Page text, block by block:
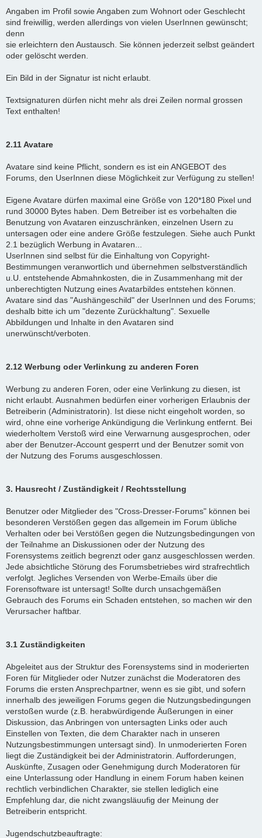
Angaben im Profil sowie Angaben zum Wohnort oder Geschlecht
sind freiwillig, werden allerdings von vielen UserInnen gewünscht;
denn
sie erleichtern den Austausch. Sie können jederzeit selbst geändert
oder gelöscht werden.
Ein Bild in der Signatur ist nicht erlaubt.
Textsignaturen dürfen nicht mehr als drei Zeilen normal grossen
Text enthalten!
2.11 Avatare
Avatare sind keine Pflicht, sondern es ist ein ANGEBOT des
Forums, den UserInnen diese Möglichkeit zur Verfügung zu stellen!
Eigene Avatare dürfen maximal eine Größe von 120*180 Pixel und
rund 30000 Bytes haben. Dem Betreiber ist es vorbehalten die
Benutzung von Avataren einzuschränken, einzelnen Usern zu
untersagen oder eine andere Größe festzulegen. Siehe auch Punkt
2.1 bezüglich Werbung in Avataren...
UserInnen sind selbst für die Einhaltung von Copyright-
Bestimmungen veranwortlich und übernehmen selbstverständlich
u.U. entstehende Abmahnkosten, die in Zusammenhang mit der
unberechtigten Nutzung eines Avatarbildes entstehen können.
Avatare sind das "Aushängeschild" der UserInnen und des Forums;
deshalb bitte ich um "dezente Zurückhaltung". Sexuelle
Abbildungen und Inhalte in den Avataren sind
unerwünscht/verboten.
2.12 Werbung oder Verlinkung zu anderen Foren
Werbung zu anderen Foren, oder eine Verlinkung zu diesen, ist
nicht erlaubt. Ausnahmen bedürfen einer vorherigen Erlaubnis der
Betreiberin (Administratorin). Ist diese nicht eingeholt worden, so
wird, ohne eine vorherige Ankündigung die Verlinkung entfernt. Bei
wiederholtem Verstoß wird eine Verwarnung ausgesprochen, oder
aber der Benutzer-Account gesperrt und der Benutzer somit von
der Nutzung des Forums ausgeschlossen.
3. Hausrecht / Zuständigkeit / Rechtsstellung
Benutzer oder Mitglieder des "Cross-Dresser-Forums" können bei
besonderen Verstößen gegen das allgemein im Forum übliche
Verhalten oder bei Verstößen gegen die Nutzungsbedingungen von
der Teilnahme an Diskussionen oder der Nutzung des
Forensystems zeitlich begrenzt oder ganz ausgeschlossen werden.
Jede absichtliche Störung des Forumsbetriebes wird strafrechtlich
verfolgt. Jegliches Versenden von Werbe-Emails über die
Forensoftware ist untersagt! Sollte durch unsachgemäßen
Gebrauch des Forums ein Schaden entstehen, so machen wir den
Verursacher haftbar.
3.1 Zuständigkeiten
Abgeleitet aus der Struktur des Forensystems sind in moderierten
Foren für Mitglieder oder Nutzer zunächst die Moderatoren des
Forums die ersten Ansprechpartner, wenn es sie gibt, und sofern
innerhalb des jeweiligen Forums gegen die Nutzungsbedingungen
verstoßen wurde (z.B. herabwürdigende Äußerungen in einer
Diskussion, das Anbringen von untersagten Links oder auch
Einstellen von Texten, die dem Charakter nach in unseren
Nutzungsbestimmungen untersagt sind). In unmoderierten Foren
liegt die Zuständigkeit bei der Administratorin. Aufforderungen,
Auskünfte, Zusagen oder Genehmigung durch Moderatoren für
eine Unterlassung oder Handlung in einem Forum haben keinen
rechtlich verbindlichen Charakter, sie stellen lediglich eine
Empfehlung dar, die nicht zwangsläuufig der Meinung der
Betreiberin entspricht.
Jugendschutzbeauftragte: